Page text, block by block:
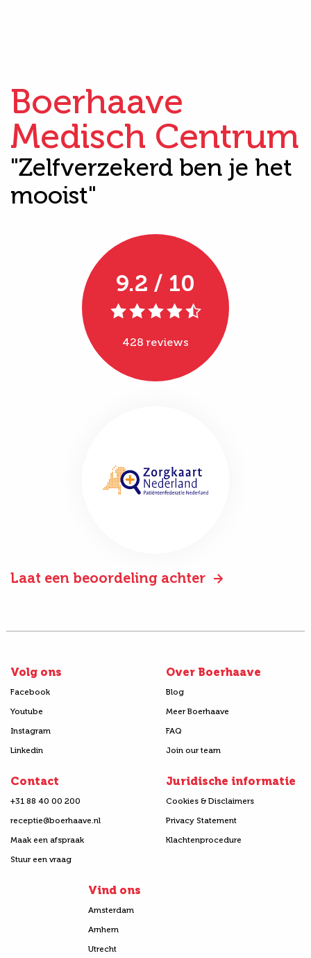
Boerhaave
Medisch Centrum
"Zelfverzekerd ben je het
mooist"
9.2 / 10
428 reviews
Laat een beoordeling achter
Volg ons
Facebook
Youtube
Instagram
Linkedin
Over Boerhaave
Blog
Meer Boerhaave
FAQ
Join our team
Contact
+31 88 40 00 200
receptie@boerhaave.nl
Maak een afspraak
Stuur een vraag
Juridische informatie
Cookies & Disclaimers
Privacy Statement
Klachtenprocedure
Vind ons
Amsterdam
Arnhem
Utrecht